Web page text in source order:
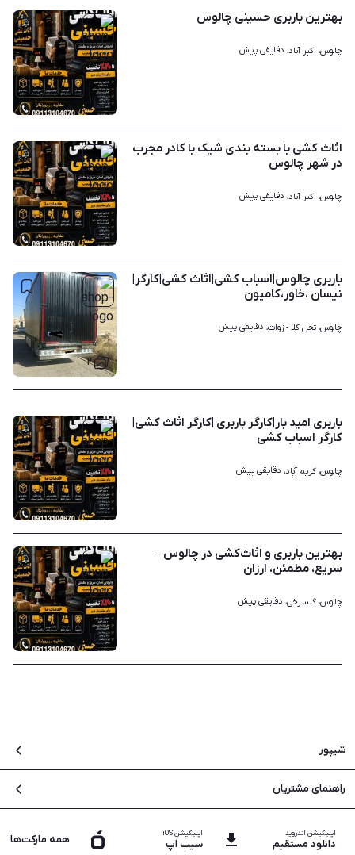
۱
بهترین باربری حسینی چالوس
چالوس، اکبر آباد، دقایقی پیش
۱
اثاث کشی با بسته بندی شیک با کادر مجرب
در شهر چالوس
چالوس، اکبر آباد، دقایقی پیش
۲
باربری چالوس|اسباب کشی|اثاث کشی|کارگر|
نیسان ،خاور،کامیون
چالوس، تجن کلا - زوات، دقایقی پیش
۱
باربری امید بار|کارگر باربری |کارگر اثاث کشی|
کارگر اسباب کشی
چالوس، کریم آباد، دقایقی پیش
۱
بهترین باربری و اثاث‌کشی در چالوس –
سریع، مطمئن، ارزان
چالوس، گلسرخی، دقایقی پیش
شیپور
فرصت های شغلی
راهنمای مشتریان
تماس با پشتیبانی
اپلیکیشن اندروید
دانلود مستقیم
اپلیکیشن iOS
سیب اپ همه مارکت‌ها